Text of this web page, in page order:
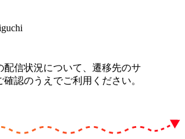
信状況について、遷移先のサ
認のうえでご利用ください。